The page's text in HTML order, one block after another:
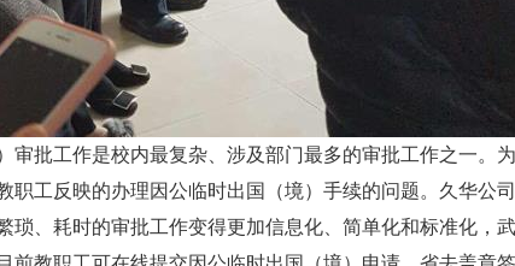
批工作是校内最复杂、涉及部门最多的审批工作之一。
职工反映的办理因公临时出国（境）手续的问题。久华公
琐、耗时的审批工作变得更加信息化、简单化和标准化，